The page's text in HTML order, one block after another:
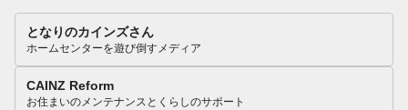
となりのカインズさん
ホームセンターを遊び倒すメディア
CAINZ Reform
お住まいのメンテナンスとくらしのサポート